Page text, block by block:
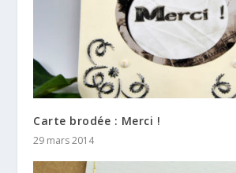
Carte brodée : Merci !
29 mars 2014